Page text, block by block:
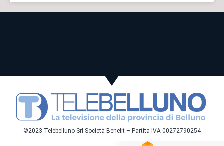
©2023 Telebelluno Srl Società Benefit – Partita IVA 00272790254